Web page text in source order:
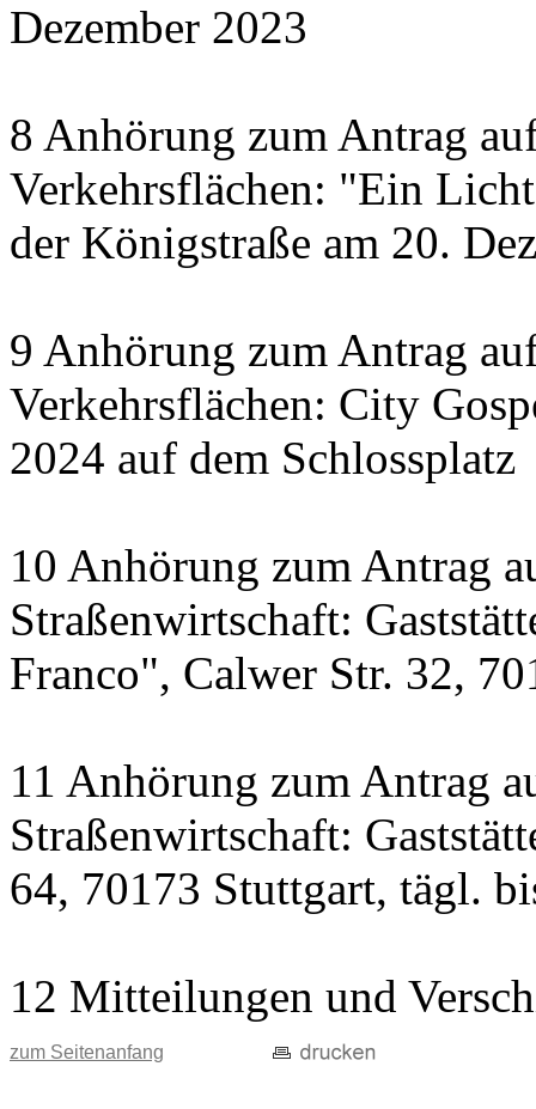
Dezember 2023
8 Anhörung zum Antrag
Verkehrsflächen: "Ein
der Königstraße am 20.
9 Anhörung zum Antrag
Verkehrsflächen: City
2024 auf dem Schlossplatz
10 Anhörung zum Antrag
Straßenwirtschaft:
Franco", Calwer Str. 32,
11 Anhörung zum Antrag
Straßenwirtschaft:
64, 70173 Stuttgart, tägl.
12 Mitteilungen und
zum Seitenanfang